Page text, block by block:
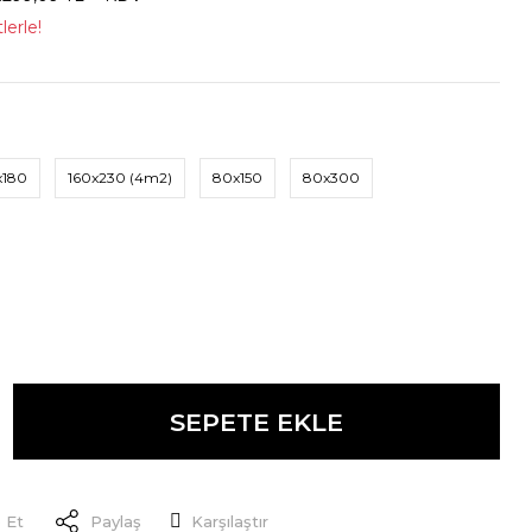
160x230 (4m2) 80x150 80x300
SEPETE EKLE
Et Paylaş Karşılaştır